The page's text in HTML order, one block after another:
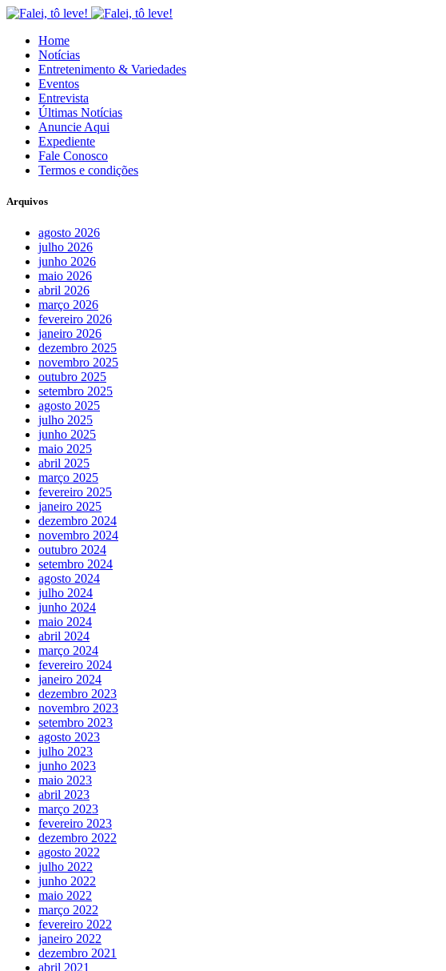
Home
Notícias
Entretenimento & Variedades
Eventos
Entrevista
Últimas Notícias
Anuncie Aqui
Expediente
Fale Conosco
Termos e condições
Arquivos
agosto 2026
julho 2026
junho 2026
maio 2026
abril 2026
março 2026
fevereiro 2026
janeiro 2026
dezembro 2025
novembro 2025
outubro 2025
setembro 2025
agosto 2025
julho 2025
junho 2025
maio 2025
abril 2025
março 2025
fevereiro 2025
janeiro 2025
dezembro 2024
novembro 2024
outubro 2024
setembro 2024
agosto 2024
julho 2024
junho 2024
maio 2024
abril 2024
março 2024
fevereiro 2024
janeiro 2024
dezembro 2023
novembro 2023
setembro 2023
agosto 2023
julho 2023
junho 2023
maio 2023
abril 2023
março 2023
fevereiro 2023
dezembro 2022
agosto 2022
julho 2022
junho 2022
maio 2022
março 2022
fevereiro 2022
janeiro 2022
dezembro 2021
abril 2021